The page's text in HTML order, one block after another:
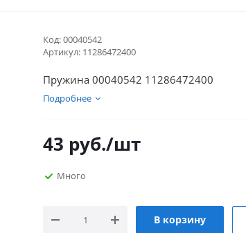
Код:00040542
Артикул: 11286472400
Пружина 00040542 11286472400
Подробнее
43 руб./шт
Много
В корзину